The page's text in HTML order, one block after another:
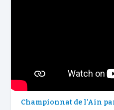
Championnat de l’Ain